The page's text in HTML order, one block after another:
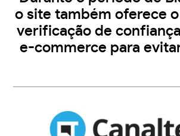
o site também oferece
verificação de
e-commerce para